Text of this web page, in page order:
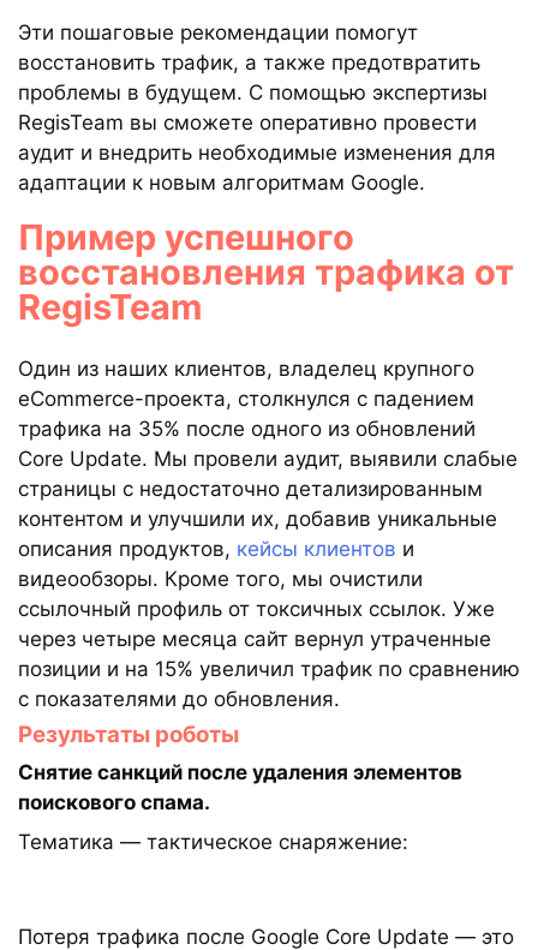
Эти пошаговые рекомендации помогут
восстановить трафик, а также предотвратить
проблемы в будущем. С помощью экспертизы
RegisTeam вы сможете оперативно провести
аудит и внедрить необходимые изменения для
адаптации к новым алгоритмам Google.
Пример успешного
восстановления трафика от
RegisTeam
Один из наших клиентов, владелец крупного
eCommerce-проекта, столкнулся с падением
трафика на 35% после одного из обновлений
Core Update. Мы провели аудит, выявили слабые
страницы с недостаточно детализированным
контентом и улучшили их, добавив уникальные
описания продуктов, кейсы клиентов и
видеообзоры. Кроме того, мы очистили
ссылочный профиль от токсичных ссылок. Уже
через четыре месяца сайт вернул утраченные
позиции и на 15% увеличил трафик по сравнению
с показателями до обновления.
Результаты роботы
Снятие санкций после удаления элементов
поискового спама.
Тематика — тактическое снаряжение:
Потеря трафика после Google Core Update — это